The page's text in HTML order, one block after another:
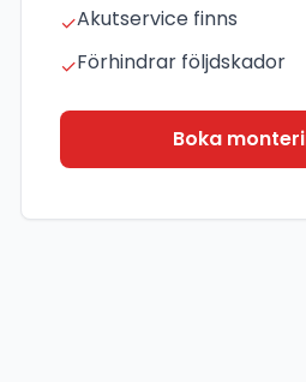
✓Akutservice finns
✓Förhindrar följdskador
Boka